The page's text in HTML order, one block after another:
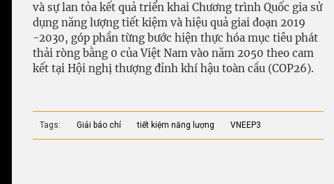
và sự lan tỏa kết quả triển khai Chương trình Quốc gia sử
dụng năng lượng tiết kiệm và hiệu quả giai đoạn 2019
-2030, góp phần từng bước hiện thực hóa mục tiêu phát
thải ròng bằng 0 của Việt Nam vào năm 2050 theo cam
kết tại Hội nghị thượng đỉnh khí hậu toàn cầu (COP26).
Tags: Giải báo chí tiết kiệm năng lượng VNEEP3